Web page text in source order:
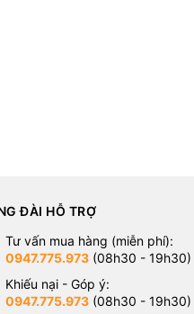
ĐÀI HỖ TRỢ
Tư vấn mua hàng (miễn phí):
0947.775.973(08h30 - 19h30)
Khiếu nại - Góp ý:
0947.775.973(08h30 - 19h30)